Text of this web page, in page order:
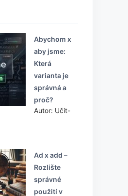
Abychom x
aby jsme:
Která
varianta je
správná a
proč?
Autor: Učit-
Ad x add –
Rozlište
správné
použití v